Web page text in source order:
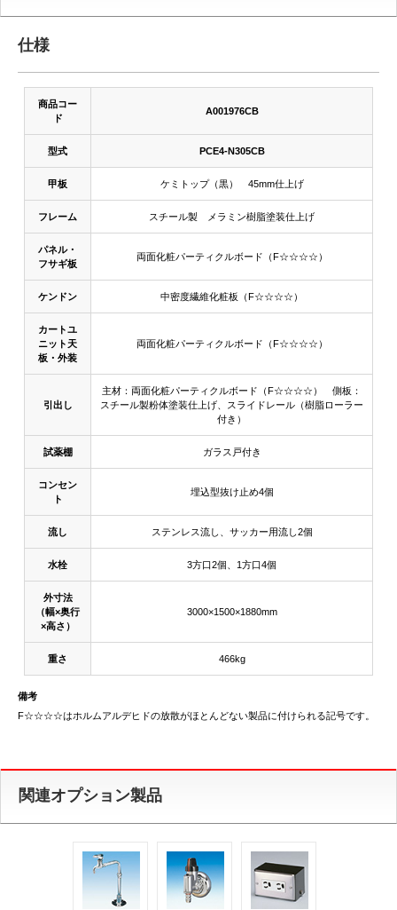
仕様
商品コー
ド
A001976CB
型式 PCE4-N305CB
甲板 ケミトップ（黒） 45mm仕上げ
フレーム スチール製 メラミン樹脂塗装仕上げ
パネル・
フサギ板
両面化粧パーティクルボード（F☆☆☆☆）
ケンドン 中密度繊維化粧板（F☆☆☆☆）
カートユ
ニット天
板・外装
両面化粧パーティクルボード（F☆☆☆☆）
引出し
主材：両面化粧パーティクルボード（F☆☆☆☆） 側板：
スチール製粉体塗装仕上げ、スライドレール（樹脂ローラー
付き）
試薬棚 ガラス戸付き
コンセン
ト
埋込型抜け止め4個
流し ステンレス流し、サッカー用流し2個
水栓 3方口2個、1方口4個
外寸法
（幅×奥行
×高さ）
3000×1500×1880mm
重さ 466kg
備考
F☆☆☆☆はホルムアルデヒドの放散がほとんどない製品に付けられる記号です。
関連オプション製品